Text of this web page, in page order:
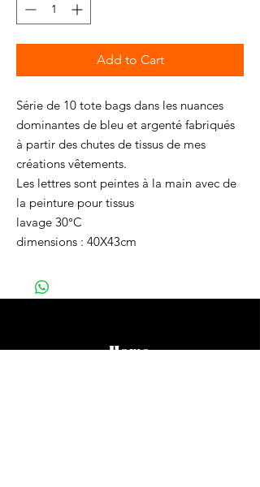
Add to Cart
Série de 10 tote bags dans les nuances
dominantes de bleu et argenté fabriqués
à partir des chutes de tissus de mes
créations vêtements.
Les lettres sont peintes à la main avec de
la peinture pour tissus
lavage 30°C
dimensions : 40X43cm
Home